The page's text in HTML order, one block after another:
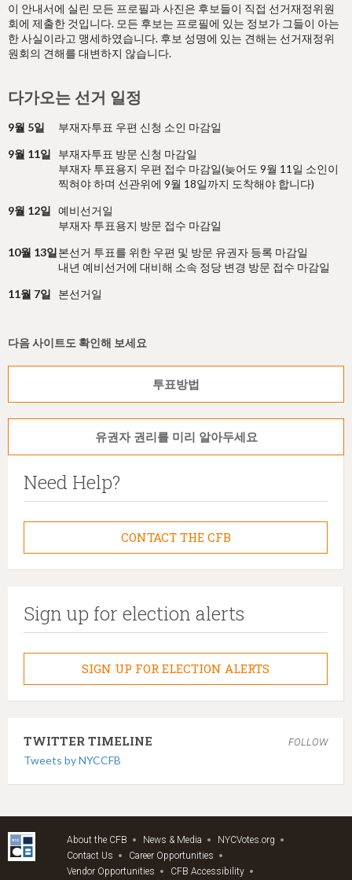
이 안내서에 실린 모든 프로필과 사진은 후보들이 직접 선거재정위원
회에 제출한 것입니다. 모든 후보는 프로필에 있는 정보가 그들이 아는
한 사실이라고 맹세하였습니다. 후보 성명에 있는 견해는 선거재정위
원회의 견해를 대변하지 않습니다.
다가오는 선거 일정
9월 5일
부재자투표 우편 신청 소인 마감일
9월 11일
부재자투표 방문 신청 마감일
부재자 투표용지 우편 접수 마감일(늦어도 9월 11일 소인이
찍혀야 하며 선관위에 9월 18일까지 도착해야 합니다)
9월 12일 예비선거일
부재자 투표용지 방문 접수 마감일
10월 13일본선거 투표를 위한 우편 및 방문 유권자 등록 마감일
내년 예비선거에 대비해 소속 정당 변경 방문 접수 마감일
11월 7일
본선거일
다음 사이트도 확인해 보세요
투표방법
유권자 권리를 미리 알아두세요
Need Help?
CONTACT THE CFB
Sign up for election alerts
SIGN UP FOR ELECTION ALERTS
TWITTER TIMELINE FOLLOW
Tweets by NYCCFB
About the CFB News & Media
NYCVotes.org
Contact Us
Career Opportunities
Vendor Opportunities
CFB Accessibility